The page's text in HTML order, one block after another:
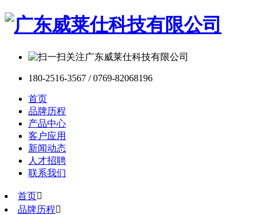
180-2516-3567 / 0769-82068196
首页
品牌历程
产品中心
客户应用
新闻动态
人才招聘
联系我们
首页
品牌历程